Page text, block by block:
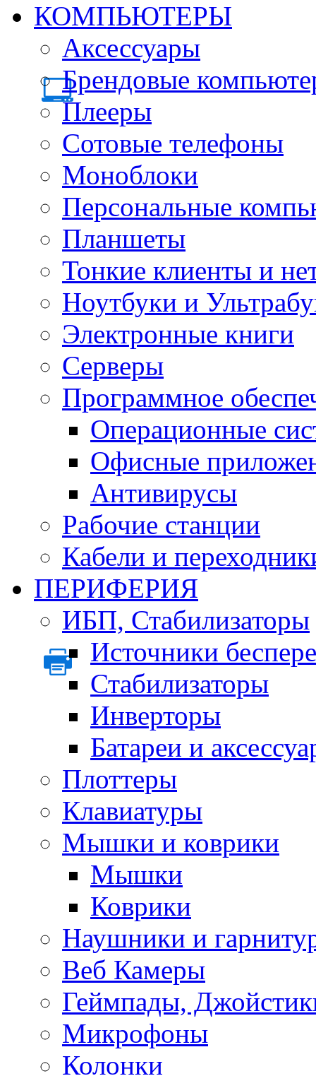
КОМПЬЮТЕРЫ
Аксессуары
Брендовые
Плееры
Сотовые телефоны
Моноблоки
Персональные
Планшеты
Тонкие клиенты и
Ноутбуки и
Электронные книги
Серверы
Программное
Операционные
Офисные
Антивирусы
Рабочие станции
Кабели и
ПЕРИФЕРИЯ
ИБП, Стабилизаторы
Источники
Стабилизаторы
Инверторы
Батареи и
Плоттеры
Клавиатуры
Мышки и коврики
Мышки
Коврики
Наушники и
Веб Камеры
Геймпады,
Микрофоны
Колонки